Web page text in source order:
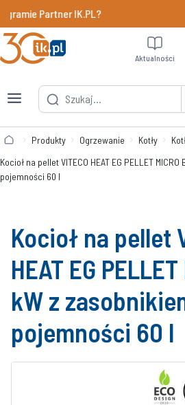
Partner IK.PL?
Aktualności
Produkty Ogrzewanie Kotły
Kocioł na pellet VITECO HEAT EG PELLET
pojemności 60 l
Kocioł na pellet
HEAT EG
kW z
pojemności 60 l